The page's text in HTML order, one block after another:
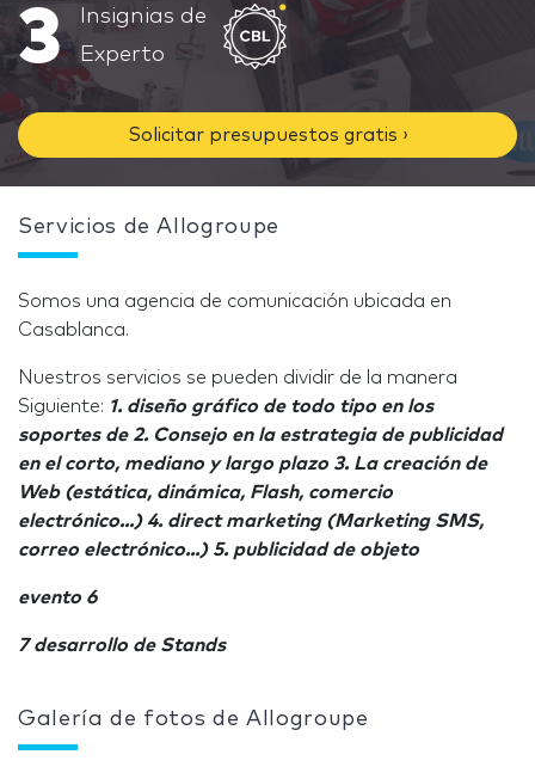
3
Insignias de
Experto
Solicitar presupuestos gratis ›
Servicios de Allogroupe
Somos una agencia de comunicación ubicada en
Casablanca.
Nuestros servicios se pueden dividir de la manera
Siguiente: 1. diseño gráfico de todo tipo en los
soportes de 2. Consejo en la estrategia de publicidad
en el corto, mediano y largo plazo 3. La creación de
Web (estática, dinámica, Flash, comercio
electrónico...) 4. direct marketing (Marketing SMS,
correo electrónico...) 5. publicidad de objeto
evento 6
7 desarrollo de Stands
Galería de fotos de Allogroupe